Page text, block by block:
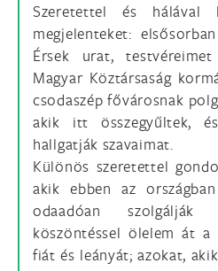
Szeretettel és hálával
megjelenteket:
Érsek urat,
Magyar Köztársaság
csodaszép fővárosnak
akik itt összegyűltek,
hallgatják szavaimat.
Különös szeretettel
akik ebben az
odaadóan szolgálják
köszöntéssel ölelem át a
fiát és leányát; azokat,